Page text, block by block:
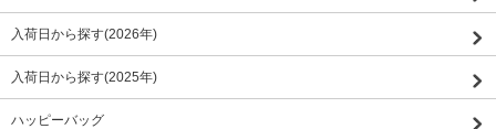
入荷日から探す(2026年)
入荷日から探す(2025年)
ハッピーバッグ